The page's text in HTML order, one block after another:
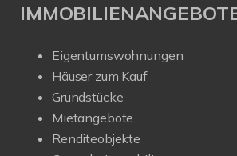
Eigentumswohnungen
Häuser zum Kauf
Grundstücke
Mietangebote
Renditeobjekte